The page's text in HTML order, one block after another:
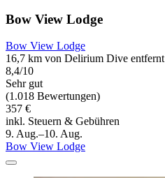
Bow View Lodge
Bow View Lodge
16,7 km von Delirium Dive entfernt
8,4/10
Sehr gut
(1.018 Bewertungen)
357 €
inkl. Steuern & Gebühren
9. Aug.–10. Aug.
Bow View Lodge